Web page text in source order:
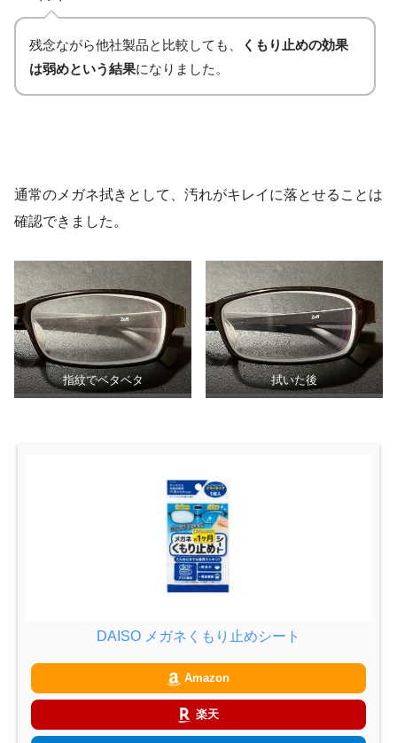
残念ながら他社製品と比較しても、
くもり止めの効果
は弱めという結果になりました。
通常のメガネ拭きとして、汚れがキレイに落とせることは
確認できました。
指紋でベタベタ 拭いた後
DAISO メガネくもり止めシート
Amazon
楽天